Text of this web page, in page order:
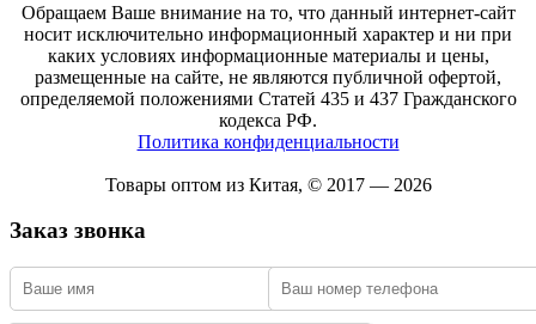
Обращаем Ваше внимание на то, что данный интернет-сайт
носит исключительно информационный характер и ни при
каких условиях информационные материалы и цены,
размещенные на сайте, не являются публичной офертой,
определяемой положениями Статей 435 и 437 Гражданского
кодекса РФ.
Политика конфиденциальности
Товары оптом из Китая, © 2017 — 2026
Заказ звонка